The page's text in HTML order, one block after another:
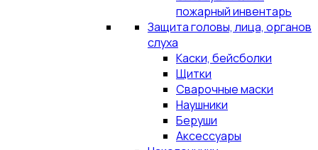
пожарный инвентарь
Защита головы, лица, органов
слуха
Каски, бейсболки
Щитки
Сварочные маски
Наушники
Беруши
Аксессуары